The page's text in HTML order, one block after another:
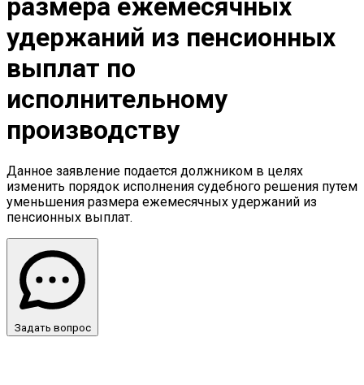
размера ежемесячных
удержаний из пенсионных
выплат по
исполнительному
производству
Данное заявление подается должником в целях
изменить порядок исполнения судебного решения путем
уменьшения размера ежемесячных удержаний из
пенсионных выплат.
Задать вопрос